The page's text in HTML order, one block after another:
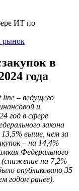
рынок
в
года
– ведущего
и
год в сфере
закона
выше, чем за
– на 14,4%
Федерального
(снижение на 7,2%
опубликовано 35
годом ранее).